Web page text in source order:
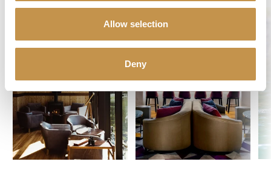
Allow selection
Deny